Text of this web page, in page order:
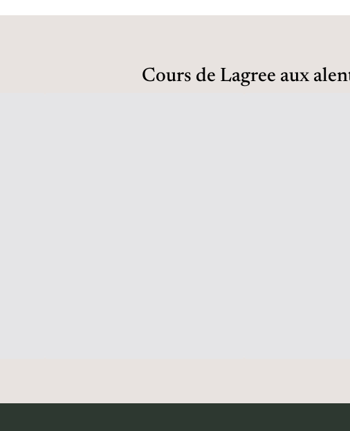
Cours de Lagree aux